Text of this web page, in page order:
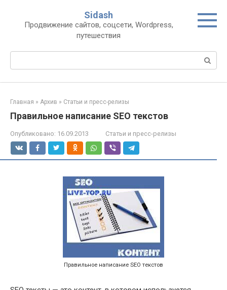
контенту
Sidash
Продвижение сайтов, соцсети, Wordpress,
путешествия
Главная » Архив » Статьи и пресс-релизы
Правильное написание SEO текстов
Опубликовано: 16.09.2013 Статьи и пресс-релизы
Правильное написание SEO текстов